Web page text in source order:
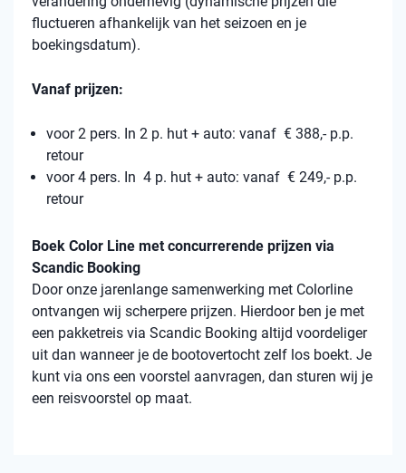
fluctueren afhankelijk van het seizoen en je
boekingsdatum).
Vanaf prijzen:
voor 2 pers. In 2 p. hut + auto: vanaf € 388,- p.p.
retour
voor 4 pers. In 4 p. hut + auto: vanaf € 249,- p.p.
retour
Boek Color Line met concurrerende prijzen via
Scandic Booking
Door onze jarenlange samenwerking met Colorline
ontvangen wij scherpere prijzen. Hierdoor ben je met
een pakketreis via Scandic Booking altijd voordeliger
uit dan wanneer je de bootovertocht zelf los boekt. Je
kunt via ons een voorstel aanvragen, dan sturen wij je
een reisvoorstel op maat.